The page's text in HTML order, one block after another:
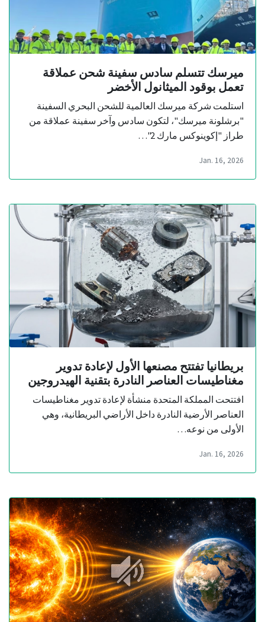
ميرسك تتسلم سادس سفينة شحن عملاقة
تعمل بوقود الميثانول الأخضر
استلمت شركة ميرسك العالمية للشحن البحري السفينة
"برشلونة ميرسك"، لتكون سادس وآخر سفينة عملاقة من
طراز "إكوينوكس مارك 2"…
Jan. 16, 2026
بريطانيا تفتتح مصنعها الأول لإعادة تدوير
مغناطيسات العناصر النادرة بتقنية الهيدروجين
افتتحت المملكة المتحدة منشأة لإعادة تدوير مغناطيسات
العناصر الأرضية النادرة داخل الأراضي البريطانية، وهي
الأولى من نوعه…
Jan. 16, 2026